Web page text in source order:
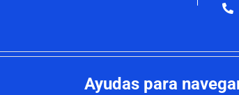
Ayudas para